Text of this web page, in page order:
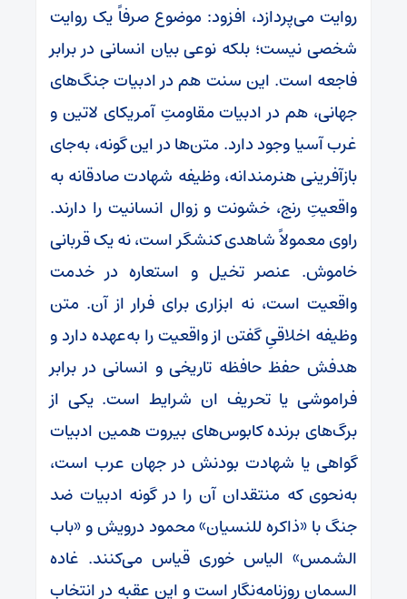
روایت می‌پردازد، افزود: موضوع صرفاً یک روایت
شخصی نیست؛ بلکه نوعی بیان انسانی در برابر
فاجعه است. این سنت هم در ادبیات جنگ‌های
جهانی، هم در ادبیات مقاومتِ آمریکای لاتین و
غرب آسیا وجود دارد. متن‌ها در این گونه، به‌جای
بازآفرینی هنرمندانه، وظیفه شهادت صادقانه به
واقعیتِ رنج، خشونت و زوال انسانیت را دارند.
راوی معمولاً شاهدی کنشگر است، نه یک قربانی
خاموش. عنصر تخیل و استعاره در خدمت
واقعیت است، نه ابزاری برای فرار از آن. متن
وظیفه اخلاقیِ گفتن از واقعیت را به‌عهده دارد و
هدفش حفظ حافظه تاریخی و انسانی در برابر
فراموشی یا تحریف ان شرایط است. یکی از
برگ‌های برنده کابوس‌های بیروت همین ادبیات
گواهی یا شهادت بودنش در جهان عرب است،
به‌نحوی که منتقدان آن را در گونه ادبیات ضد
جنگ با «ذاکره للنسیان» محمود درویش و «باب
الشمس» الیاس خوری قیاس می‌کنند. غاده
السمان روزنامه‌نگار است و این عقبه در انتخاب